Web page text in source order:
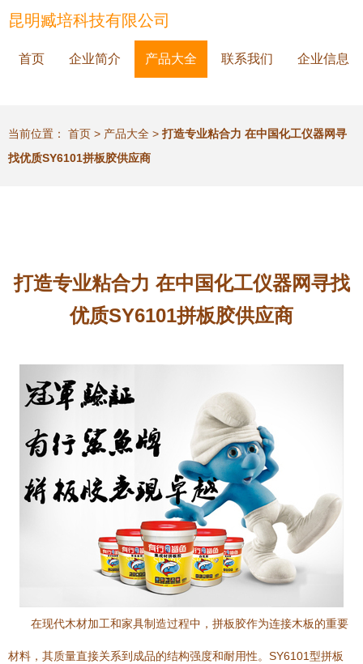
昆明臧培科技有限公司
首页 企业简介 产品大全 联系我们 企业信息
当前位置： 首页 > 产品大全 > 打造专业粘合力 在中国化工仪器网寻
找优质SY6101拼板胶供应商
打造专业粘合力 在中国化工仪器网寻找
优质SY6101拼板胶供应商
在现代木材加工和家具制造过程中，拼板胶作为连接木板的重要
材料，其质量直接关系到成品的结构强度和耐用性。SY6101型拼板